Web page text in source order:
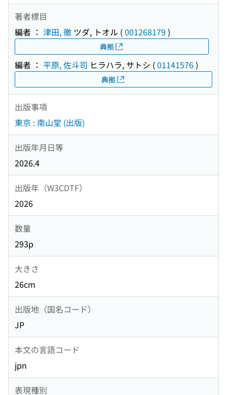
著者標目
編者 ： 津田, 徹 ツダ, トオル (001268179 )
典拠
編者 ： 平原, 佐斗司 ヒラハラ, サトシ (01141576)
典拠
出版事項
東京 : 南山堂 (出版)
出版年月日等
2026.4
出版年（W3CDTF）
2026
数量
293p
大きさ
26cm
出版地（国名コード）
JP
本文の言語コード
jpn
表現種別